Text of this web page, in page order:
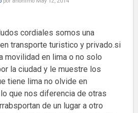
cordiales somos una
transporte turistico y privado.si
movilidad en lima o no solo
la ciudad y le muestre los
tiene lima no olvide en
que nos diferencia de otras
de un lugar a otro